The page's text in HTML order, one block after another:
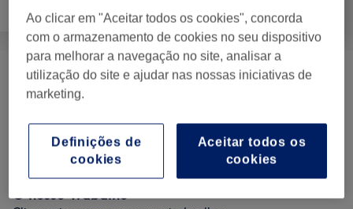
Massagem (7) desde € 25
Tratamentos Anticelulíticos E
Redutores (5)
O nosso Trabalho
Ao clicar em "Aceitar todos os cookies", concorda
com o armazenamento de cookies no seu dispositivo
para melhorar a navegação no site, analisar a
utilização do site e ajudar nas nossas iniciativas de
marketing.
Aceitar todos os
cookies
Definições de
cookies